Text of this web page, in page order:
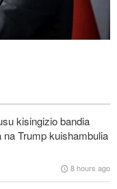
imara zaidi,
katika vita vya
kisingizio bandia
na Trump kuishambulia
8 hours ago